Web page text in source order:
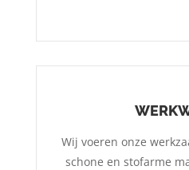
Wij voeren onze
schone en stofarme